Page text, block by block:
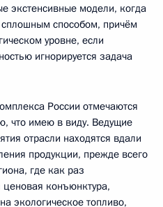
экстенсивные модели, когда
способом, причём
уровне, если
игнорируется задача
России отмечаются
что имею в виду. Ведущие
отрасли находятся вдали
продукции, прежде всего
где как раз
ценовая конъюнктура,
экологическое топливо,